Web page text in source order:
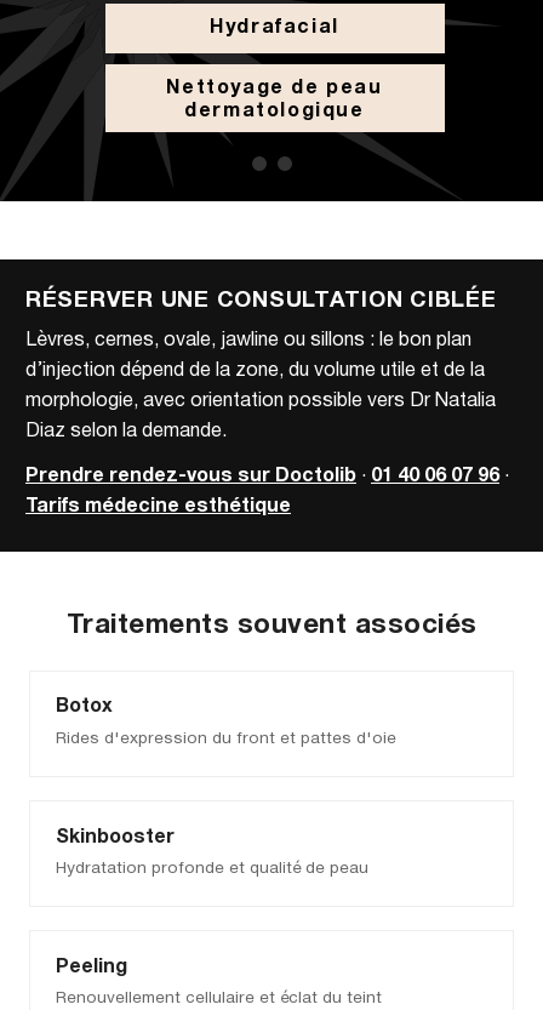
Hydrafacial
Nettoyage de peau
dermatologique
RÉSERVER UNE CONSULTATION CIBLÉE
Lèvres, cernes, ovale, jawline ou sillons : le bon plan
d’injection dépend de la zone, du volume utile et de la
morphologie, avec orientation possible vers Dr Natalia
Diaz selon la demande.
Prendre rendez-vous sur Doctolib · 01 40 06 07 96·
Tarifs médecine esthétique
Traitements souvent associés
Botox
Rides d'expression du front et pattes d'oie
Skinbooster
Hydratation profonde et qualité de peau
Peeling
Renouvellement cellulaire et éclat du teint